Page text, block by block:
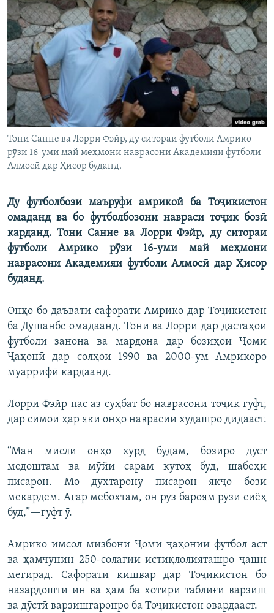
ГУЗОРИШҲОИ РАДИОӢ
Русский
ПАЙГИРӢ КУНЕД
Ҳамаи сомонаҳои RFE/RL
Тони Санне ва Лорри Фэйр, ду ситораи футболи Амрико
рӯзи 16-уми май меҳмони наврасони Академияи футболи
Алмосӣ дар Ҳисор буданд.
Ду футболбози маъруфи амрикоӣ ба Тоҷикистон
омаданд ва бо футболбозони навраси тоҷик бозӣ
карданд. Тони Санне ва Лорри Фэйр, ду ситораи
футболи Амрико рӯзи 16-уми май меҳмони
наврасони Академияи футболи Алмосӣ дар Ҳисор
буданд.
Онҳо бо даъвати сафорати Амрико дар Тоҷикистон
ба Душанбе омадаанд. Тони ва Лорри дар дастаҳои
футболи занона ва мардона дар бозиҳои Ҷоми
Ҷаҳонӣ дар солҳои 1990 ва 2000-ум Амрикоро
муаррифӣ кардаанд.
Лорри Фэйр пас аз суҳбат бо наврасони тоҷик гуфт,
дар симои ҳар яки онҳо наврасии худашро дидааст.
“Ман мисли онҳо хурд будам, бозиро дӯст
медоштам ва мӯйи сарам кутоҳ буд, шабеҳи
писарон. Мо духтарону писарон якҷо бозӣ
мекардем. Агар мебохтам, он рӯз бароям рӯзи сиёҳ
буд,”—гуфт ӯ.
Амрико имсол мизбони Ҷоми ҷаҳонии футбол аст
ва ҳамчунин 250-солагии истиқлолияташро ҷашн
мегирад. Сафорати кишвар дар Тоҷикистон бо
назардошти ин ва ҳам ба хотири таблиғи варзиш
ва дӯстӣ варзишгаронро ба Тоҷикистон овардааст.